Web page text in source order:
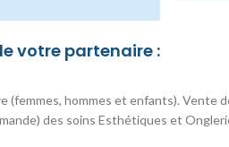
votre partenaire :
(femmes, hommes et enfants). Vente
des soins Esthétiques et